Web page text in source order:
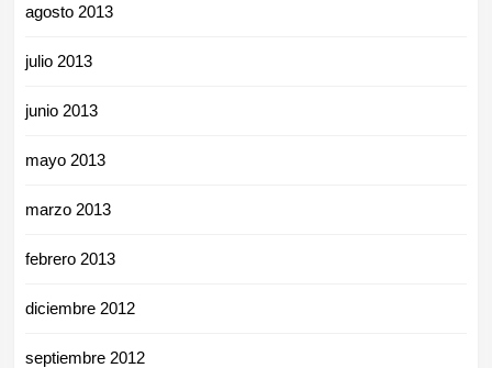
agosto 2013
julio 2013
junio 2013
mayo 2013
marzo 2013
febrero 2013
diciembre 2012
septiembre 2012